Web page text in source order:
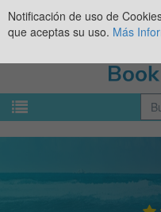
Notificación de uso de
que aceptas su uso. Más